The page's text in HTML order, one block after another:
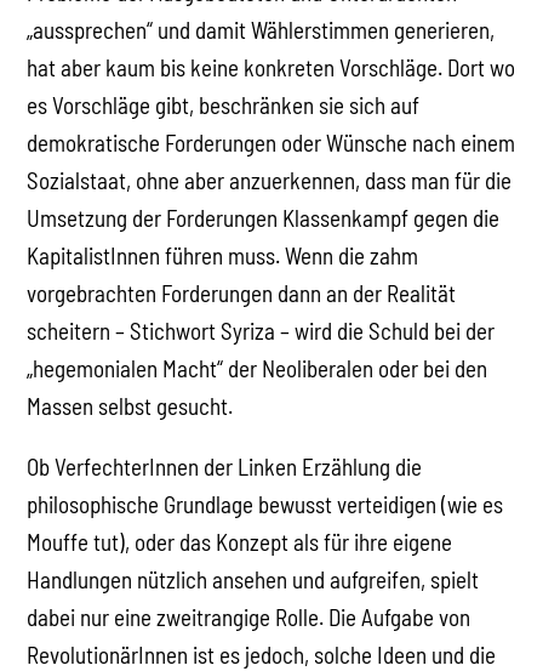
„aussprechen“ und damit Wählerstimmen generieren,
hat aber kaum bis keine konkreten Vorschläge. Dort wo
es Vorschläge gibt, beschränken sie sich auf
demokratische Forderungen oder Wünsche nach einem
Sozialstaat, ohne aber anzuerkennen, dass man für die
Umsetzung der Forderungen Klassenkampf gegen die
KapitalistInnen führen muss. Wenn die zahm
vorgebrachten Forderungen dann an der Realität
scheitern – Stichwort Syriza – wird die Schuld bei der
„hegemonialen Macht“ der Neoliberalen oder bei den
Massen selbst gesucht.
Ob VerfechterInnen der Linken Erzählung die
philosophische Grundlage bewusst verteidigen (wie es
Mouffe tut), oder das Konzept als für ihre eigene
Handlungen nützlich ansehen und aufgreifen, spielt
dabei nur eine zweitrangige Rolle. Die Aufgabe von
RevolutionärInnen ist es jedoch, solche Ideen und die